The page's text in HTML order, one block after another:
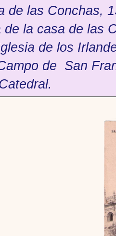
de las Conchas,
de la casa de las
de los
de San